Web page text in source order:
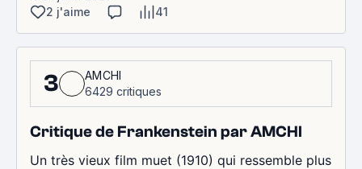
2 j'aime
41
3
AMCHI
6429 critiques
Critique de Frankenstein par AMCHI
Un très vieux film muet (1910) qui ressemble plus